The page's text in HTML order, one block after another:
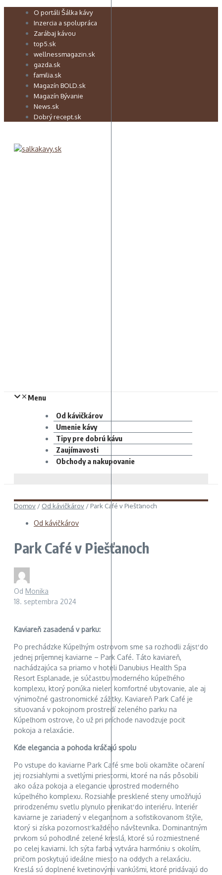
Preskočiť O portáli Šálka kávy
Inzercia a spolupráca
Zarábaj kávou
top5.sk
wellnessmagazin.sk
gazda.sk
familia.sk
Magazín BOLD.sk
Magazín Bývanie
News.sk
Dobrý recept.sk
Menu
Od kávičkárov
Umenie kávy
Tipy pre dobrú kávu
Zaujímavosti
Obchody a nakupovanie
Domov / Od kávičkárov / Park Café v Piešťanoch
Od kávičkárov
Park Café v Piešťanoch
Od Monika
18. septembra 2024
Kaviareň zasadená v parku:
Po prechádzke Kúpeľným ostrovom sme sa rozhodli zájsť do
jednej príjemnej kaviarne – Park Café. Táto kaviareň,
nachádzajúca sa priamo v hoteli Danubius Health Spa
Resort Esplanade, je súčasťou moderného kúpeľného
komplexu, ktorý ponúka nielen komfortné ubytovanie, ale aj
výnimočné gastronomické zážitky. Kaviareň Park Café je
situovaná v pokojnom prostredí zeleného parku na
Kúpeľnom ostrove, čo už pri príchode navodzuje pocit
pokoja a relaxácie.
Kde elegancia a pohoda kráčajú spolu
Po vstupe do kaviarne Park Café sme boli okamžite očarení
jej rozsiahlymi a svetlými priestormi, ktoré na nás pôsobili
ako oáza pokoja a elegancie uprostred moderného
kúpeľného komplexu. Rozsiahle presklené steny umožňujú
prirodzenému svetlu plynulo prenikať do interiéru. Interiér
kaviarne je zariadený v elegantnom a sofistikovanom štýle,
ktorý si získa pozornosť každého návštevníka. Dominantným
prvkom sú pohodlné zelené kreslá, ktoré sú rozmiestnené
po celej kaviarni. Ich sýta farba vytvára harmóniu s okolím,
pričom poskytujú ideálne miesto na oddych a relaxáciu.
Kreslá sú doplnené kvetinovými vankúšmi, ktoré pridávajú do